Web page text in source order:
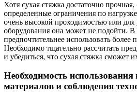
Хотя сухая стяжка достаточно
определенные ограничения по
очень высокой проходимостью или для
оборудования она может не подойти. В
предпочтительнее использовать
Необходимо тщательно рассчитать
и убедиться, что сухая стяжка сможет
Необходимость использования
материалов и соблюдения